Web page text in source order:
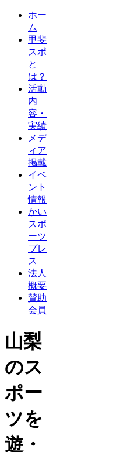
ホー
ム
甲斐
スポ
と
は？
活動
内
容・
実績
メデ
ィア
掲載
イベ
ント
情報
かい
スポ
ーツ
プレ
ス
法人
概要
賛助
会員
山梨
のス
ポー
ツを
遊・